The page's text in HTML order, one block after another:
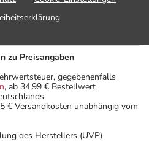
zu Preisangaben
gegebenenfalls
, ab 34,99 € Bestellwert
€ Versandkosten unabhängig vom
des Herstellers (UVP)